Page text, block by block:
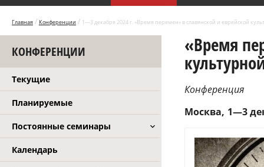
Главная / Конференции / 1—3 декабря 2024 г. «Время перемен» в славянской и еврейской
КОНФЕРЕНЦИИ
Текущие
Планируемые
Постоянные семинары
Календарь
«Время
Конференция
Москва 1—3